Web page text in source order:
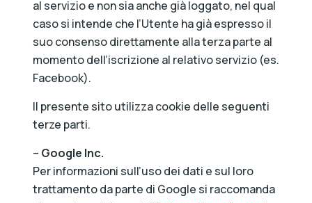
al servizio e non sia anche già loggato, nel qual
caso si intende che l’Utente ha già espresso il
suo consenso direttamente alla terza parte al
momento dell’iscrizione al relativo servizio (es.
Facebook).
Il presente sito utilizza cookie delle seguenti
terze parti.
– Google Inc.
Per informazioni sull’uso dei dati e sul loro
trattamento da parte di Google si raccomanda